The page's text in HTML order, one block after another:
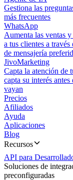
Gestiona las
más frecuentes
WhatsApp
Aumenta las ventas
a tus clientes a
de mensajería
JivoMarketing
Capta la atención de
capta su interés antes
vayan
Precios
Afiliados
Ayuda
Aplicaciones
Blog
Recursos
API para
Soluciones de
preconfiguradas